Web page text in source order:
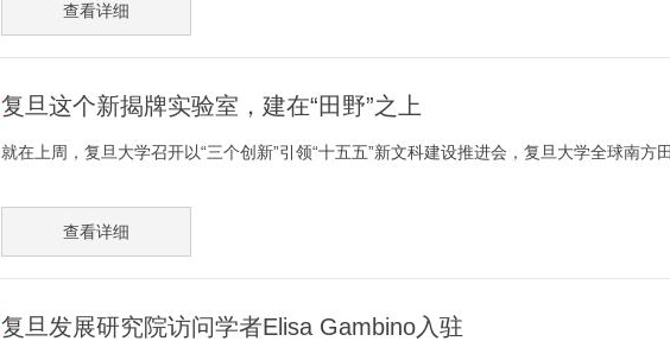
查看详细
复旦这个新揭牌实验室，建在“田野”之上
就在上周，复旦大学召开以“三个创新”引领“十五五”新文科建设推进会，复旦大学全球南方
查看详细
复旦发展研究院访问学者Elisa Gambino入驻